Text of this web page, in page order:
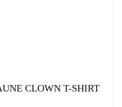
CLOWN T-SHIRT